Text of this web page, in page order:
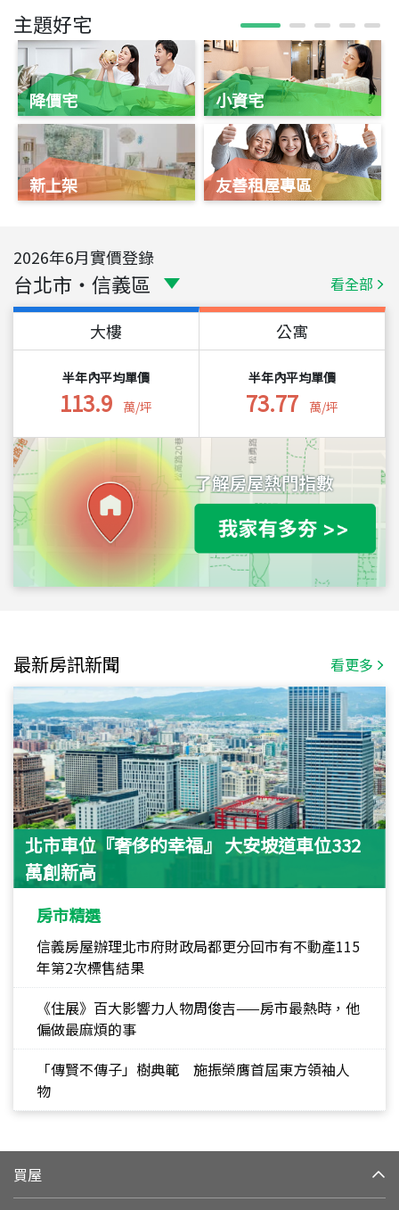
主題好宅
降價宅
新上架
小資宅
友善租屋專區
2026年6月實價登錄
台北市 ・ 信義區 看全部
大樓
半年內平均單價
113.9 萬/坪
公寓
半年內平均單價
73.77 萬/坪
最新房訊新聞 看更多
北市車位『奢侈的幸福』 大安坡道車位332
萬創新高
房市精選
信義房屋辦理北市府財政局都更分回市有不動產115
年第2次標售結果
《住展》百大影響力人物周俊吉——房市最熱時，他
偏做最麻煩的事
「傳賢不傳子」樹典範 施振榮膺首屆東方領袖人
物
買屋